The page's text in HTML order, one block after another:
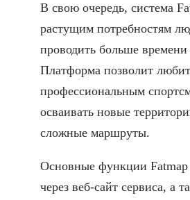
В свою очередь, система
растущим потребностям
проводить больше времени
Платформа позволит
профессиональным
осваивать новые
сложные маршруты.
Основные функции Fatmap
через веб-сайт сервиса, а